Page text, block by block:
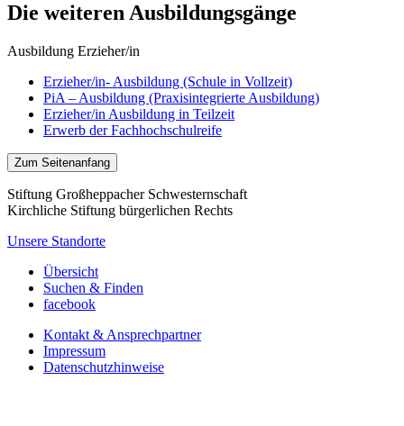
Die weiteren Ausbildungsgänge
Ausbildung Erzieher/in
Erzieher/in- Ausbildung (Schule in Vollzeit)
PiA – Ausbildung (Praxisintegrierte Ausbildung)
Erzieher/in Ausbildung in Teilzeit
Erwerb der Fachhochschulreife
Zum Seitenanfang
Stiftung Großheppacher Schwesternschaft
Kirchliche Stiftung bürgerlichen Rechts
Unsere Standorte
Übersicht
Suchen & Finden
facebook
Kontakt & Ansprechpartner
Impressum
Datenschutzhinweise